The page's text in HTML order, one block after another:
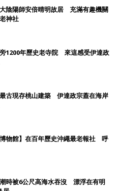
大陰陽師安倍晴明故居 充滿有趣機關
神社
旁1200年歷史老寺院 來這感受伊達政
最古現存桃山建築 伊達政宗蓋在海岸
博物館】在百年歷史沖繩最老報社 呼
潮時被6公尺高海水吞沒 漂浮在有明